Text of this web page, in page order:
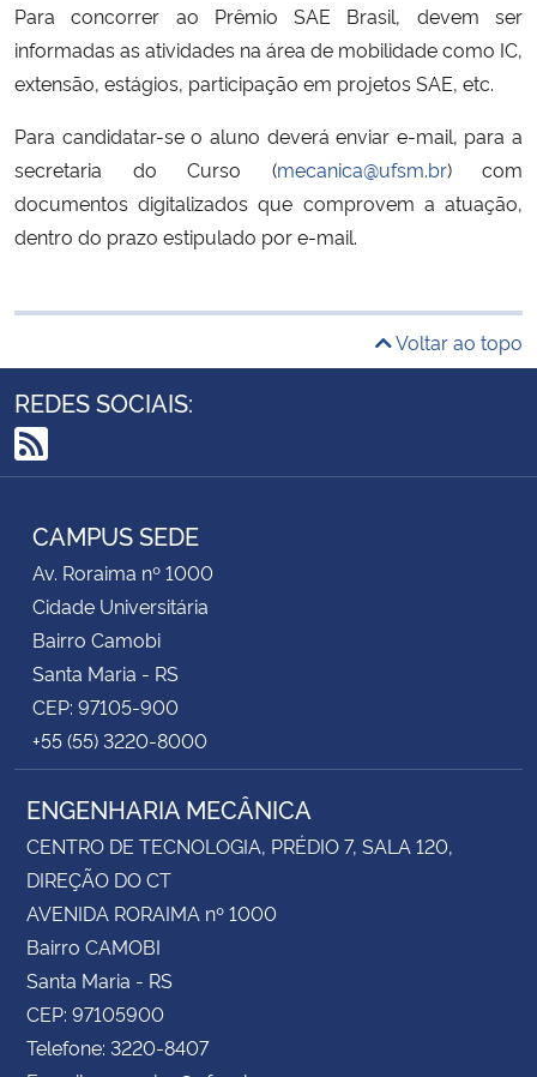
Para concorrer ao Prêmio SAE Brasil, devem ser
informadas as atividades na área de mobilidade como IC,
extensão, estágios, participação em projetos SAE, etc.
Para candidatar-se o aluno deverá enviar e-mail, para a
secretaria do Curso (mecanica@ufsm.br) com
documentos digitalizados que comprovem a atuação,
dentro do prazo estipulado por e-mail.
Voltar ao topo
REDES SOCIAIS:
RSS
CAMPUS SEDE
Av. Roraima nº 1000
Cidade Universitária
Bairro Camobi
Santa Maria - RS
CEP: 97105-900
+55 (55) 3220-8000
ENGENHARIA MECÂNICA
CENTRO DE TECNOLOGIA, PRÉDIO 7, SALA 120,
DIREÇÃO DO CT
AVENIDA RORAIMA nº 1000
Bairro CAMOBI
Santa Maria - RS
CEP: 97105900
Telefone: 3220-8407